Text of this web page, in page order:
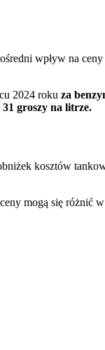
wpływ na
2024 roku za
31 groszy na litrze.
kosztów
mogą się różnić